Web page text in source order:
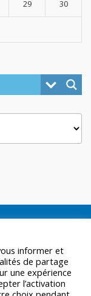
29 30
informer et
de partage
une expérience
l’activation